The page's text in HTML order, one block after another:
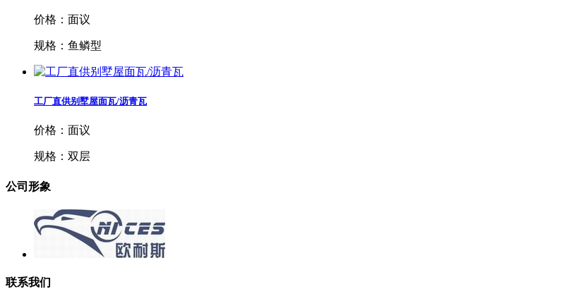
价格：面议
规格：鱼鳞型
工厂直供别墅屋面瓦/沥青瓦
价格：面议
规格：双层
公司形象
联系我们